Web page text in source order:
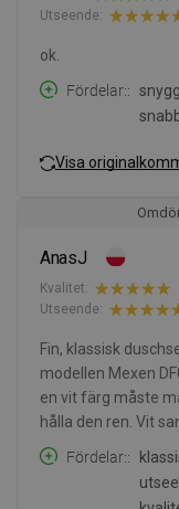
Utseende:
ok.
Fördelar:
Visa
AnasJ
Kvalitet:
Utseende:
Fin, klassisk
modellen Mexen
en vit färg måste
hålla den ren. Vit
Fördelar: